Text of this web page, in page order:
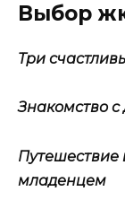
Выбор
Три
Знакомство
младенцем